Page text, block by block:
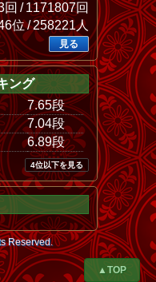
回 / 1171807回
位 / 258221人
見る
ング
7.65段
7.04段
6.89段
4位以下を見る
Reserved.
▲TOP